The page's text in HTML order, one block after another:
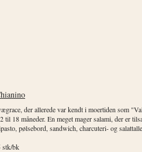
der allerede var kendt i moertiden som
til 18 måneder. En meget mager salami, der er
pølsebord, sandwich, charcuteri- og
stk/bk